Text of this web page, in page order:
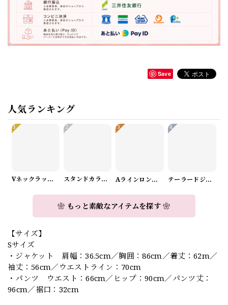
Save
人気ランキング
1
Vネックラップデザインニット（3color） A1008
2
スタンドカラーロングスリーブリボンブラウス（3color） A1126
3
Aラインロングワンピース（2color） A0908
4
テーラードジャケット＆ワイドパンツスーツwithスカーフ A0987
❀ もっと素敵なアイテムを探す ❀
【サイズ】
Sサイズ
・ジャケット 肩幅：36.5cm／胸囲：86cm／着丈：62m／
袖丈：56cm／ウエストライン：70cm
・パンツ ウエスト：66cm／ヒップ：90cm／パンツ丈：
96cm／裾口：32cm